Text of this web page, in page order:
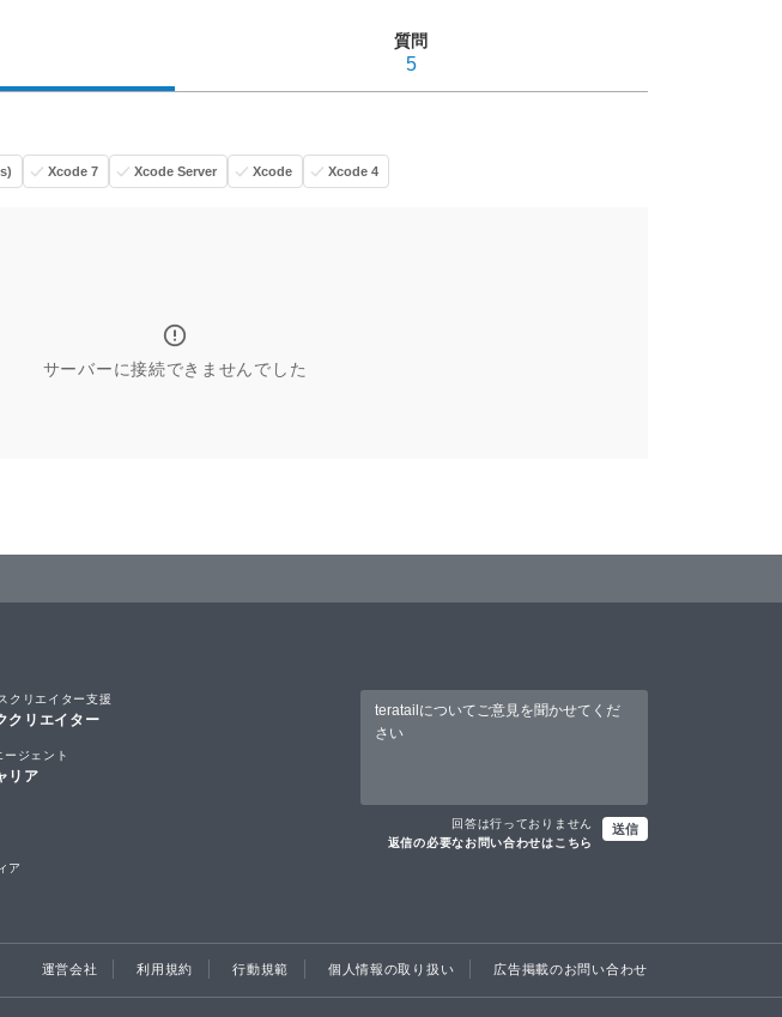
質問
5
Xcode 7 Xcode Server Xcode Xcode 4
サーバーに接続できませんでした
クリエイター支援
クリエイター
ージェント
リア
ア
回答は行っておりません
返信の必要なお問い合わせはこちら
送信
運営会社 利用規約 行動規範 個人情報の取り扱い 広告掲載のお問い合わせ